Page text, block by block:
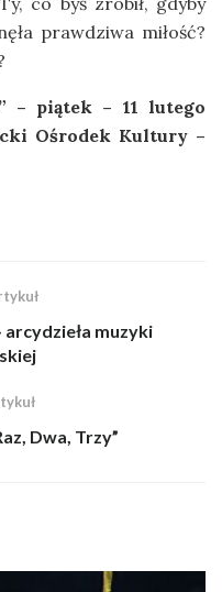
prawdziwa miłość?
– piątek – 11 lutego
Ośrodek Kultury –
arcydzieła muzyki
Dwa, Trzy”